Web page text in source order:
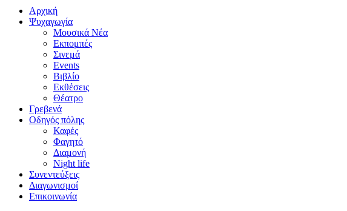
Αρχική
Ψυχαγωγία
Μουσικά Νέα
Εκπομπές
Σινεμά
Events
Βιβλίο
Εκθέσεις
Θέατρο
Γρεβενά
Οδηγός πόλης
Καφές
Φαγητό
Διαμονή
Night life
Συνεντεύξεις
Διαγωνισμοί
Επικοινωνία